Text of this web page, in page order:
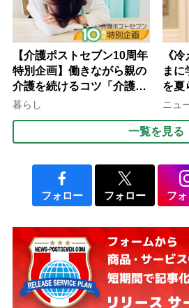
【介護ポストセブン10周年
特別企画】働きながら親の
介護を続けるコツ「介護は
10年以上続くことも…3つ
みよう」【社会福祉士解
説】
暮らし
《
まに
を夏
3つ
ニュ
一覧を見る
フォロー フォロー フ